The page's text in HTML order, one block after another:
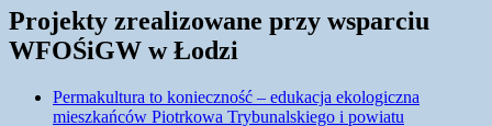
Projekty zrealizowane przy wsparciu
WFOŚiGW w Łodzi
Permakultura to konieczność – edukacja ekologiczna
mieszkańców Piotrkowa Trybunalskiego i powiatu